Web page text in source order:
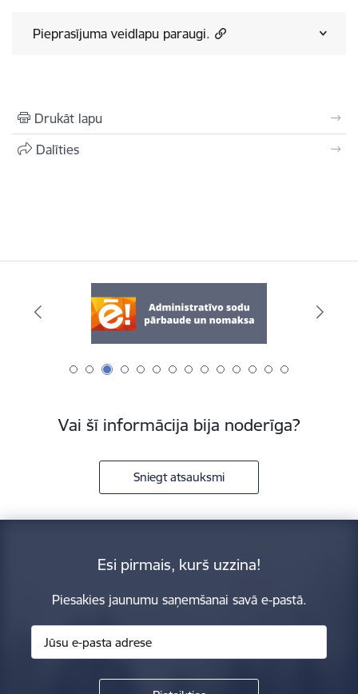
Pieprasījuma veidlapu paraugi.
Drukāt lapu
Dalīties
Vai šī informācija bija noderīga?
Sniegt atsauksmi
Esi pirmais, kurš uzzina!
Piesakies jaunumu saņemšanai savā e-pastā.